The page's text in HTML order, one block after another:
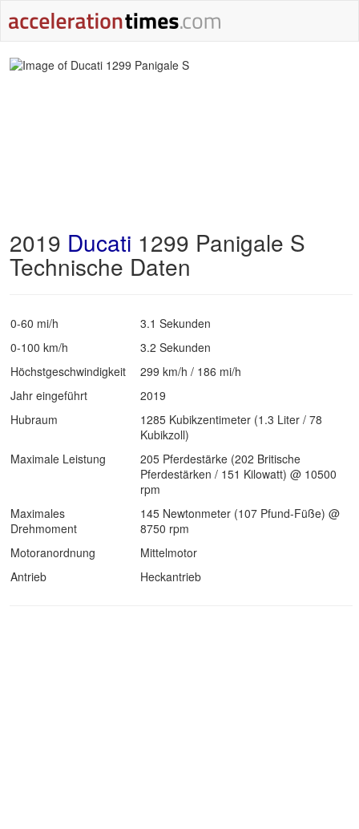
2019 Ducati 1299 Panigale S
Technische Daten
0-60 mi/h
3.1 Sekunden
0-100 km/h
3.2 Sekunden
Höchstgeschwindigkeit
299 km/h / 186 mi/h
Jahr eingeführt
2019
Hubraum
1285 Kubikzentimeter (1.3 Liter / 78
Kubikzoll)
Maximale Leistung
205 Pferdestärke (202 Britische
Pferdestärken / 151 Kilowatt) @ 10500
rpm
Maximales
Drehmoment
145 Newtonmeter (107 Pfund-Füße) @
8750 rpm
Motoranordnung
Mittelmotor
Antrieb
Heckantrieb